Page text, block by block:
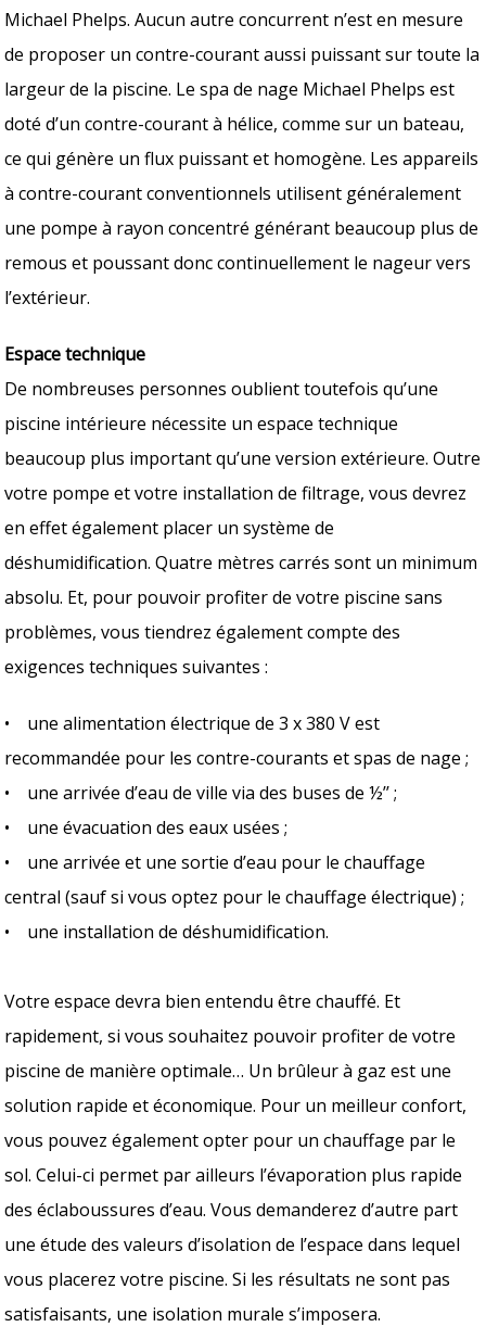
Michael Phelps. Aucun autre concurrent n’est en mesure
de proposer un contre-courant aussi puissant sur toute la
largeur de la piscine. Le spa de nage Michael Phelps est
doté d’un contre-courant à hélice, comme sur un bateau,
ce qui génère un flux puissant et homogène. Les appareils
à contre-courant conventionnels utilisent généralement
une pompe à rayon concentré générant beaucoup plus de
remous et poussant donc continuellement le nageur vers
l’extérieur.
Espace technique
De nombreuses personnes oublient toutefois qu’une
piscine intérieure nécessite un espace technique
beaucoup plus important qu’une version extérieure. Outre
votre pompe et votre installation de filtrage, vous devrez
en effet également placer un système de
déshumidification. Quatre mètres carrés sont un minimum
absolu. Et, pour pouvoir profiter de votre piscine sans
problèmes, vous tiendrez également compte des
exigences techniques suivantes :
• une alimentation électrique de 3 x 380 V est
recommandée pour les contre-courants et spas de nage ;
• une arrivée d’eau de ville via des buses de ½’’ ;
• une évacuation des eaux usées ;
• une arrivée et une sortie d’eau pour le chauffage
central (sauf si vous optez pour le chauffage électrique) ;
• une installation de déshumidification.
Votre espace devra bien entendu être chauffé. Et
rapidement, si vous souhaitez pouvoir profiter de votre
piscine de manière optimale… Un brûleur à gaz est une
solution rapide et économique. Pour un meilleur confort,
vous pouvez également opter pour un chauffage par le
sol. Celui-ci permet par ailleurs l’évaporation plus rapide
des éclaboussures d’eau. Vous demanderez d’autre part
une étude des valeurs d’isolation de l’espace dans lequel
vous placerez votre piscine. Si les résultats ne sont pas
satisfaisants, une isolation murale s’imposera.